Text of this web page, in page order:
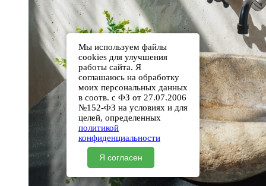
Мы используем файлы
cookies для улучшения
работы сайта. Я
соглашаюсь на обработку
моих персональных данных
в соотв. с ФЗ от 27.07.2006
№152-ФЗ на условиях и для
целей, определенных
политикой
конфиденциальности
Я согласен